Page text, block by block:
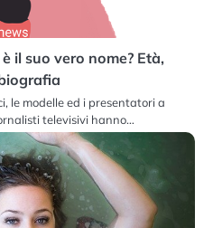
il suo vero nome? Età,
le modelle ed i presentatori a
televisivi hanno…